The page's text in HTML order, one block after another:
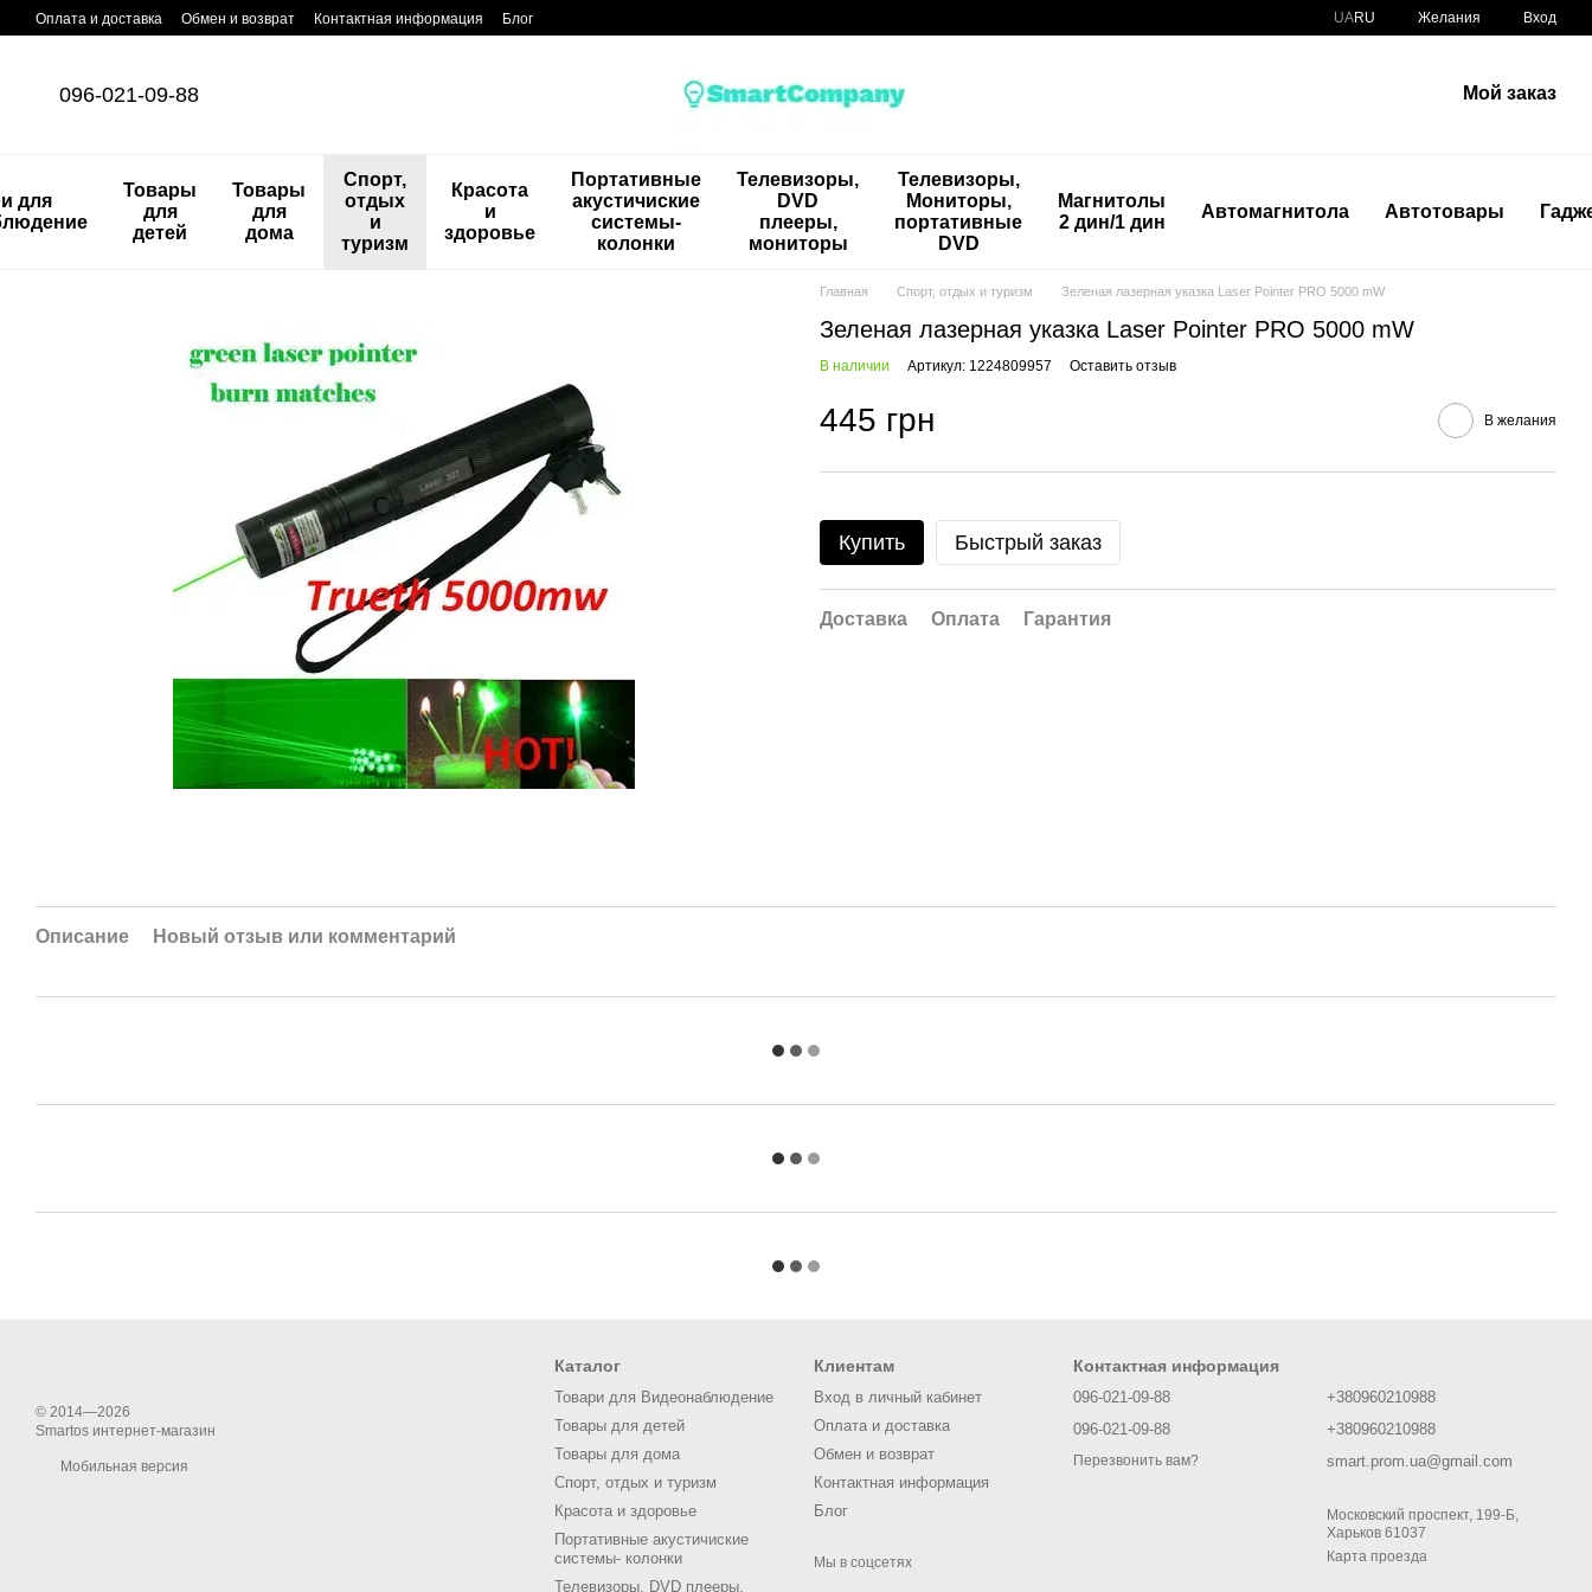
Перейти к основному контенту
Оплата и доставка Обмен и возврат Контактная информация Блог UARU Желания Вход
096-021-09-88 Мой заказ
для
Товары
для
детей
Товары
для
дома
Спорт,
отдых
и
туризм
Красота
и
здоровье
Портативные
акустичиские
системы-
колонки
Телевизоры,
DVD
плееры,
мониторы
Телевизоры,
Мониторы,
портативные
DVD
Магнитолы
2 дин/1 дин
Автомагнитола Автотовары
Главная Спорт, отдых и туризм Зеленая лазерная указка Laser Pointer PRO 5000 mW
Зеленая лазерная указка Laser Pointer PRO 5000 mW
В наличии Артикул: 1224809957 Оставить отзыв
445 грн В желания
Купить Быстрый заказ
Доставка Оплата Гарантия
Описание Новый отзыв или комментарий
© 2014—2026
Smartos интернет-магазин
Мобильная версия
Каталог
Товари для Видеонаблюдение
Товары для детей
Товары для дома
Спорт, отдых и туризм
Красота и здоровье
Портативные акустичиские
системы- колонки
Телевизоры, DVD плееры,
Клиентам
Вход в личный кабинет
Оплата и доставка
Обмен и возврат
Контактная информация
Блог
Мы в соцсетях
Контактная информация
096-021-09-88
096-021-09-88
Перезвонить вам?
+380960210988
+380960210988
smart.prom.ua@gmail.com
Московский проспект, 199-Б,
Харьков 61037
Карта проезда